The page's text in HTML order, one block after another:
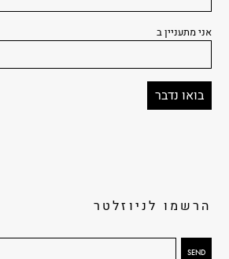
אני מתעניין ב
הרשמו לניוזלטר